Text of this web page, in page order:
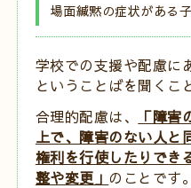
場面緘黙の症状があ
学校での支援や配慮に
ということばを聞くこ
合理的配慮は、
「障害
上で、障害のない人と
権利を行使したりでき
整や変更」 のことです。